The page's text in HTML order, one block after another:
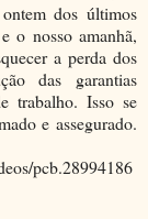
dos últimos
o nosso amanhã,
a perda dos
das garantias
trabalho. Isso se
e assegurado.
pcb.28994186